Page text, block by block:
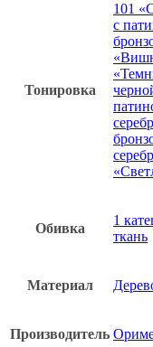
Тонировка
101
с
Обивка
1
ткань
Материал
Производитель